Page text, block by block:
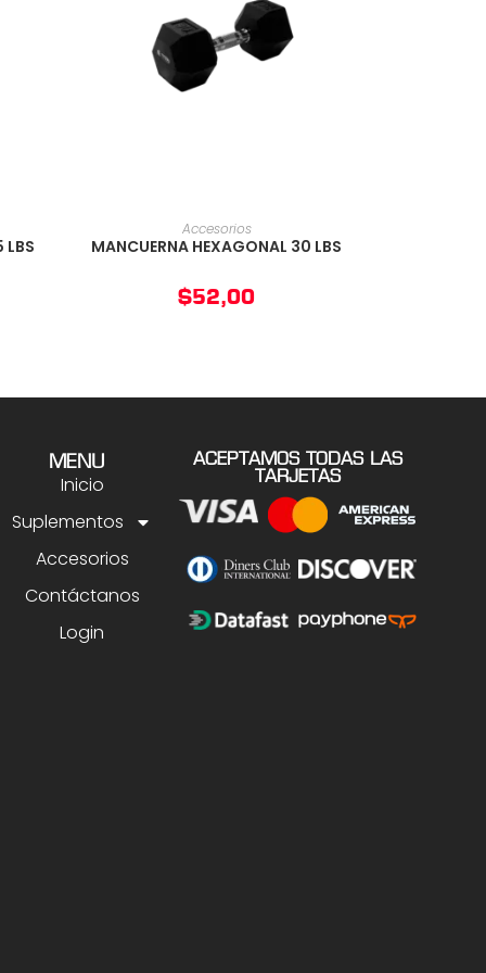
LBS
AÑADIR AL CARRITO
Accesorios
MANCUERNA HEXAGONAL 30 LBS
$52,00
MENU
Inicio
Suplementos
Accesorios
Contáctanos
Login
ACEPTAMOS TODAS LAS
TARJETAS